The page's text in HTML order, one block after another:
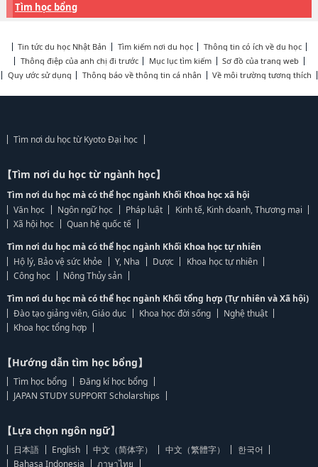
Tìm học bổng
Tin tức du học Nhật Bản Tìm kiếm nơi du học
Thông tin có ích về du học
Thông điệp của anh chị đi trước
Mục lục tìm kiếm
Sơ đồ của trang web
Quy ước sử dụng
Thông báo về thông tin cá nhân Về môi trường tương thích
Tìm nơi du học từ Kyoto Đại học
【Tìm nơi du học từ ngành học】
Tìm nơi du học mà có thể học ngành Khối Khoa học xã hội
Văn học
Ngôn ngữ học Pháp luật
Kinh tế, Kinh doanh, Thương mại
Xã hội học
Quan hệ quốc tế
Tìm nơi du học mà có thể học ngành Khối Khoa học tự nhiên
Hộ lý, Bảo vệ sức khỏe
Y, Nha Dược
Khoa học tự nhiên
Công học
Nông Thủy sản
Tìm nơi du học mà có thể học ngành Khối tổng hợp (Tự nhiên và Xã hội)
Đào tạo giảng viên, Giáo dục
Khoa học đời sống
Nghệ thuật
Khoa học tổng hợp
【Hướng dẫn tìm học bổng】
Tìm học bổng
Đăng kí học bổng
JAPAN STUDY SUPPORT Scholarships
【Lựa chọn ngôn ngữ】
日本語 English 中文（简体字） 中文（繁體字）
한국어
Bahasa Indonesia
ภาษาไทย